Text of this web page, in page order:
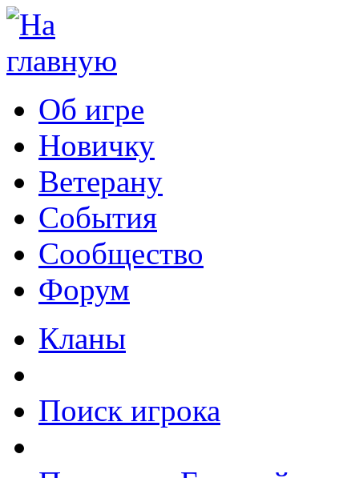
Об игре
Новичку
Ветерану
События
Сообщество
Форум
Кланы
Поиск игрока